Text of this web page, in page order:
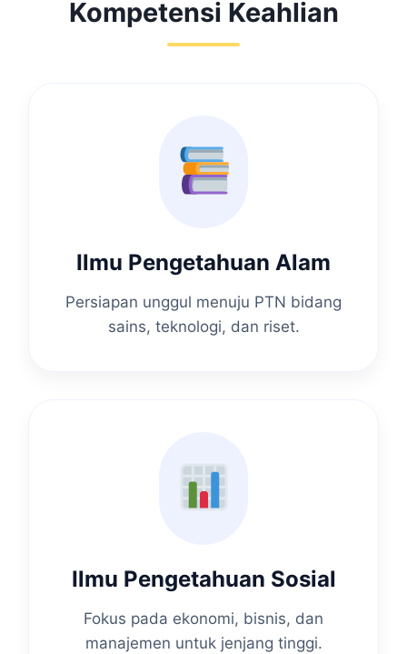
Kompetensi Keahlian
Ilmu Pengetahuan Alam
Persiapan unggul menuju PTN bidang
sains, teknologi, dan riset.
Ilmu Pengetahuan Sosial
Fokus pada ekonomi, bisnis, dan
manajemen untuk jenjang tinggi.